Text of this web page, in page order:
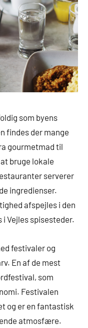
som byens
findes der mange
gourmetmad til
bruge lokale
serverer
ingredienser.
afspejles i den
i Vejles spisesteder.
festivaler og
En af de mest
som
Festivalen
og er en fantastisk
atmosfære.